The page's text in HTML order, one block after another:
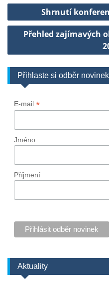
Navigace
pro
příspěvek
Shrnutí
Přehled zajímavých
Přihlaste si odběr
E-mail *
Jméno
Příjmení
Aktuality